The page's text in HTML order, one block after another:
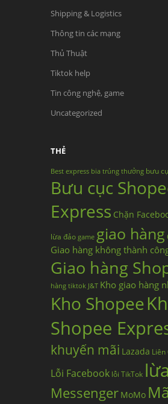
Shipping & Logistics
Thông tin các mạng
Thủ Thuật
Tiktok help
Tin công nghệ, game
Uncategorized
THẺ
Best express bia trúng thưởng bưu
Bưu cục
Express Chặn
lừa đảo game giao hàng
Giao hàng không thành
Giao hàng
hàng tiktok J&T Kho giao hàng
Kho Shopee
Shopee
khuyến mãi Lazada Liên
Lỗi Facebook lỗi TikTok
Messenger MoMo